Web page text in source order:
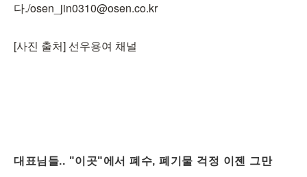
다./osen_jin0310@osen.co.kr
[사진 출처] 선우용여 채널